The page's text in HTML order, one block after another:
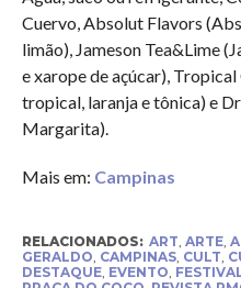
Cuervo, Absolut Flavors
limão), Jameson Tea&Lime
e xarope de açúcar),
tropical, laranja e tônica) e
Margarita).
Mais em: Campinas
RELACIONADOS: ART ARTE,
GERALDO CAMPINAS, CULT
DESTAQUE, EVENTO